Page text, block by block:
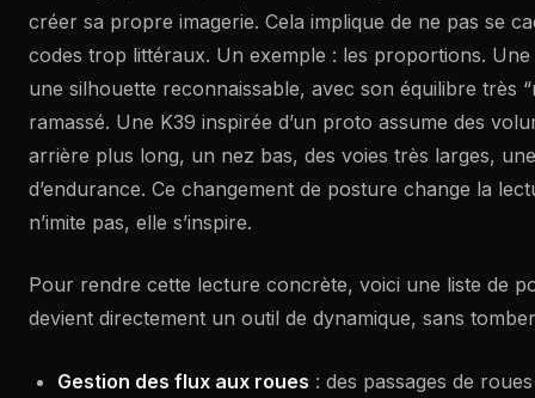
créer sa propre imagerie. Cela implique de ne pas se
codes trop littéraux. Un exemple : les proportions.
une silhouette reconnaissable, avec son équilibre très
ramassé. Une K39 inspirée d’un proto assume des
arrière plus long, un nez bas, des voies très larges,
d’endurance. Ce changement de posture change la
n’imite pas, elle s’inspire.
Pour rendre cette lecture concrète, voici une liste de
devient directement un outil de dynamique, sans
Gestion des flux aux roues : des passages de